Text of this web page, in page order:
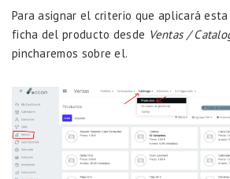
Para asignar el criterio que aplicará
ficha del producto desde Ventas /
pincharemos sobre el.